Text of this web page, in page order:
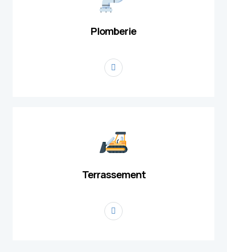
Plomberie
Terrassement